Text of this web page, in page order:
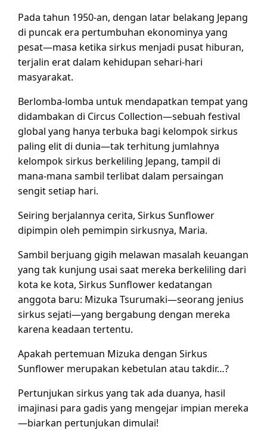
Pada tahun 1950-an, dengan latar belakang Jepang
di puncak era pertumbuhan ekonominya yang
pesat—masa ketika sirkus menjadi pusat hiburan,
terjalin erat dalam kehidupan sehari-hari
masyarakat.
Berlomba-lomba untuk mendapatkan tempat yang
didambakan di Circus Collection—sebuah festival
global yang hanya terbuka bagi kelompok sirkus
paling elit di dunia—tak terhitung jumlahnya
kelompok sirkus berkeliling Jepang, tampil di
mana-mana sambil terlibat dalam persaingan
sengit setiap hari.
Seiring berjalannya cerita, Sirkus Sunflower
dipimpin oleh pemimpin sirkusnya, Maria.
Sambil berjuang gigih melawan masalah keuangan
yang tak kunjung usai saat mereka berkeliling dari
kota ke kota, Sirkus Sunflower kedatangan
anggota baru: Mizuka Tsurumaki—seorang jenius
sirkus sejati—yang bergabung dengan mereka
karena keadaan tertentu.
Apakah pertemuan Mizuka dengan Sirkus
Sunflower merupakan kebetulan atau takdir…?
Pertunjukan sirkus yang tak ada duanya, hasil
imajinasi para gadis yang mengejar impian mereka
—biarkan pertunjukan dimulai!